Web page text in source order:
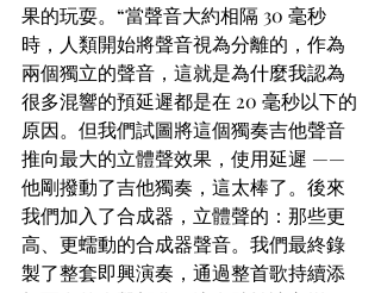
果的玩耍。“當聲音大約相隔 30 毫秒
時，人類開始將聲音視為分離的，作為
兩個獨立的聲音，這就是為什麼我認為
很多混響的預延遲都是在 20 毫秒以下的
原因。但我們試圖將這個獨奏吉他聲音
推向最大的立體聲效果，使用延遲 ——
他剛撥動了吉他獨奏，這太棒了。後來
我們加入了合成器，立體聲的：那些更
高、更蠕動的合成器聲音。我們最終錄
製了整套即興演奏，通過整首歌持續添